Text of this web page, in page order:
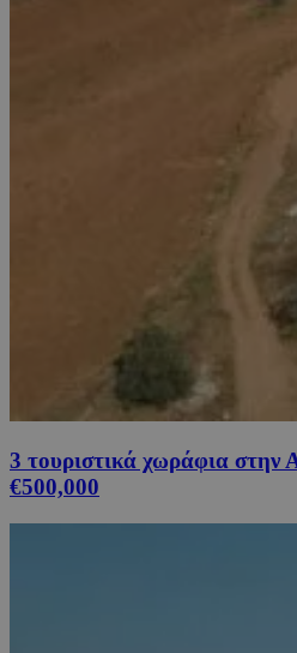
3 τουριστικά χωράφια στην
€500,000